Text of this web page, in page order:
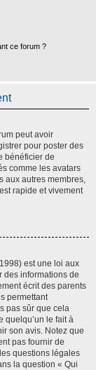
ce forum ?
peut avoir
pour poster des
bénéficier de
comme les avatars
aux autres membres,
rapide et vivement
est une loi aux
des informations de
écrit des parents
permettant
pas sûr que cela
quelqu’un le fait à
son avis. Notez que
pas fournir de
questions légales
la question « Qui